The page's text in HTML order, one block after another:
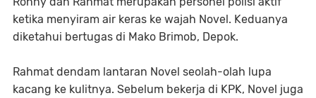
ketika menyiram air keras ke wajah Novel. Keduanya
diketahui bertugas di Mako Brimob, Depok.
Rahmat dendam lantaran Novel seolah-olah lupa
kacang ke kulitnya. Sebelum bekerja di KPK, Novel juga